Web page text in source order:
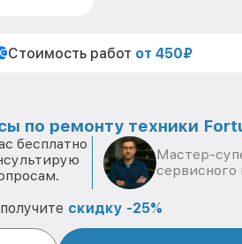
Стоимость работ от 450₽
по ремонту техники
бесплатно
Мастер-
сервисного
скидку -25%